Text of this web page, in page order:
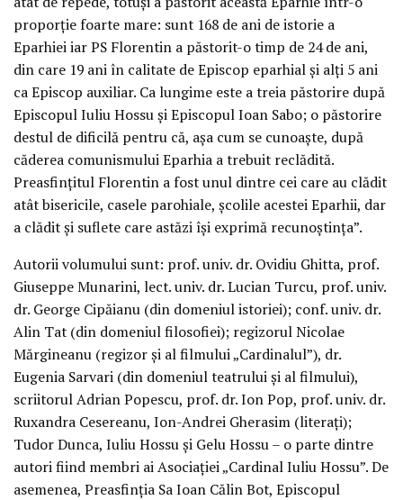
proporție foarte mare: sunt 168 de ani de istorie a
Eparhiei iar PS Florentin a păstorit-o timp de 24 de ani,
din care 19 ani în calitate de Episcop eparhial și alți 5 ani
ca Episcop auxiliar. Ca lungime este a treia păstorire după
Episcopul Iuliu Hossu și Episcopul Ioan Sabo; o păstorire
destul de dificilă pentru că, așa cum se cunoaște, după
căderea comunismului Eparhia a trebuit reclădită.
Preasfințitul Florentin a fost unul dintre cei care au clădit
atât bisericile, casele parohiale, școlile acestei Eparhii, dar
a clădit și suflete care astăzi își exprimă recunoștința”.
Autorii volumului sunt: prof. univ. dr. Ovidiu Ghitta, prof.
Giuseppe Munarini, lect. univ. dr. Lucian Turcu, prof. univ.
dr. George Cipăianu (din domeniul istoriei); conf. univ. dr.
Alin Tat (din domeniul filosofiei); regizorul Nicolae
Mărgineanu (regizor și al filmului „Cardinalul”), dr.
Eugenia Sarvari (din domeniul teatrului și al filmului),
scriitorul Adrian Popescu, prof. dr. Ion Pop, prof. univ. dr.
Ruxandra Cesereanu, Ion-Andrei Gherasim (literați);
Tudor Dunca, Iuliu Hossu și Gelu Hossu – o parte dintre
autori fiind membri ai Asociației „Cardinal Iuliu Hossu”. De
asemenea, Preasfinția Sa Ioan Călin Bot, Episcopul